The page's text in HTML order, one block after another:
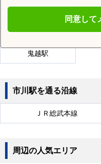
同意して
菅野駅
鬼越駅
市川駅を通る沿線
ＪＲ総武本線
周辺の人気エリア